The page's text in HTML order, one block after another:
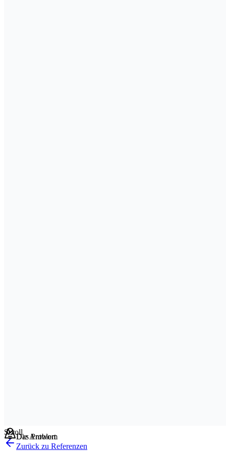
Das Problem
Die Antwort
Scroll
Zurück zu Referenzen